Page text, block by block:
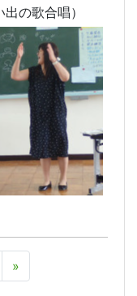
の歌合唱）
»